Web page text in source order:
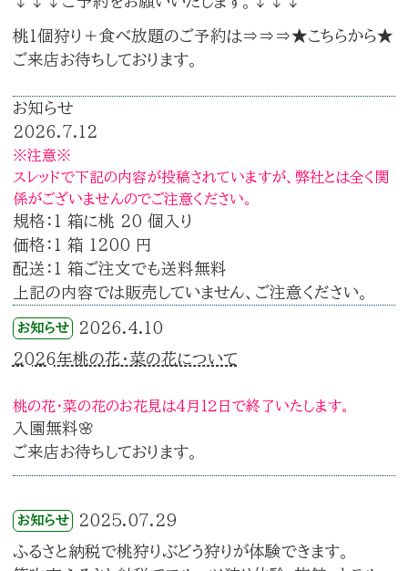
桃1個狩り＋食べ放題のご予約は⇒⇒⇒★こちらから★
ご来店お待ちしております。
お知らせ
2026.7.12
※注意※
スレッドで下記の内容が投稿されていますが、弊社とは全く関
係がございませんのでご注意ください。
規格：1 箱に桃 20 個入り
価格：1 箱 1200 円
配送：1 箱ご注文でも送料無料
上記の内容では販売していません、ご注意ください。
お知らせ 2026.4.10
2026年桃の花・菜の花について
桃の花・菜の花のお花見は4月12日で終了いたします。
入園無料🌸
ご来店お待ちしております。
お知らせ 2025.07.29
ふるさと納税で桃狩りぶどう狩りが体験できます。